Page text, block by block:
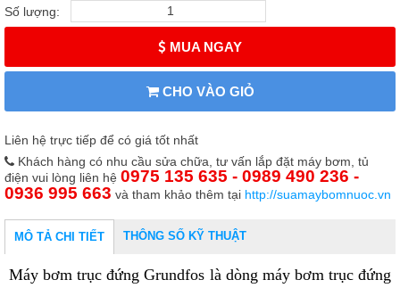
Số lượng:
MUA NGAY
CHO VÀO GIỎ
Liên hệ trực tiếp để có giá tốt nhất
Khách hàng có nhu cầu sửa chữa, tư vấn lắp đặt máy bơm, tủ
điện vui lòng liên hệ 0975 135 635 - 0989 490 236 -
0936 995 663 và tham khảo thêm tại http://suamaybomnuoc.vn
MÔ TẢ CHI TIẾT THÔNG SỐ KỸ THUẬT
Máy bơm trục đứng Grundfos là dòng máy bơm trục đứng